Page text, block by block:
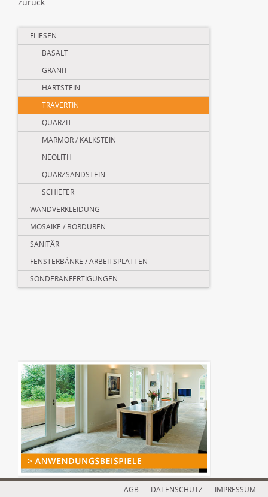
Navigation
überspringen
FLIESEN
BASALT
GRANIT
HARTSTEIN
TRAVERTIN
QUARZIT
MARMOR / KALKSTEIN
NEOLITH
QUARZSANDSTEIN
SCHIEFER
WANDVERKLEIDUNG
MOSAIKE / BORDÜREN
SANITÄR
FENSTERBÄNKE / ARBEITSPLATTEN
SONDERANFERTIGUNGEN
AGB DATENSCHUTZ IMPRESSUM